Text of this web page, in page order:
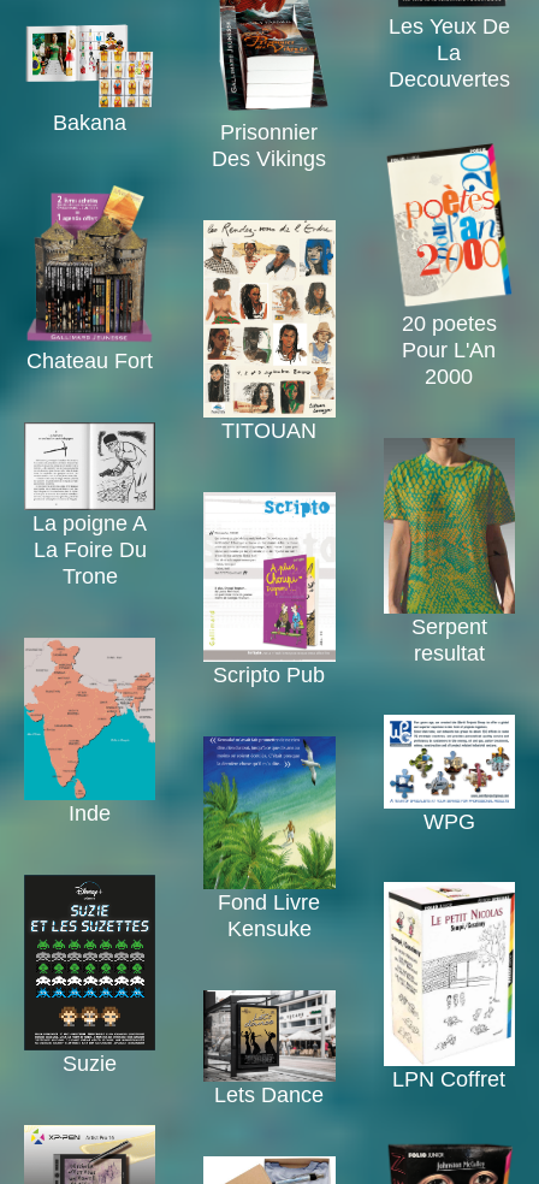
Les Yeux De
La
Decouvertes
Prisonnier
Des Vikings
Bakana
20 poetes
Pour L'An
2000
Chateau Fort
TITOUAN
La poigne A
La Foire Du
Trone
Serpent
resultat
Scripto Pub
Inde WPG
Fond Livre
Kensuke
Suzie
LPN Coffret
Lets Dance